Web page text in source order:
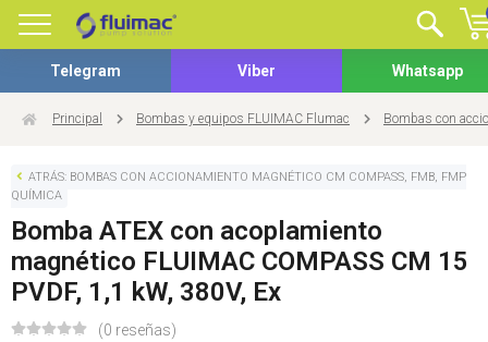
Telegram Viber Whatsapp
Principal Bombas y equipos FLUIMAC Flumac Bombas con
ATRÁS: BOMBAS CON ACCIONAMIENTO MAGNÉTICO CM COMPASS, FMB, FMP
QUÍMICA
Bomba ATEX con acoplamiento
magnético FLUIMAC COMPASS CM 15
PVDF, 1,1 kW, 380V, Ex
(0 reseñas)